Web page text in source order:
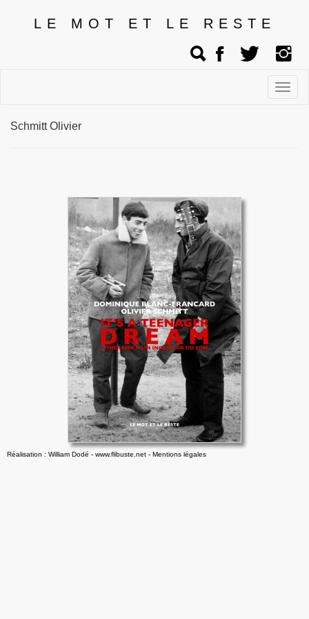
LE MOT ET LE RESTE
Schmitt Olivier
Réalisation : William Dodé - www.flibuste.net - Mentions légales